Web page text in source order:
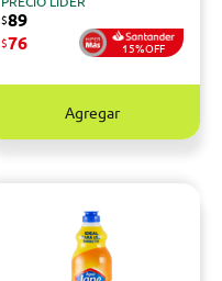
$89
$76 15%OFF
Agregar